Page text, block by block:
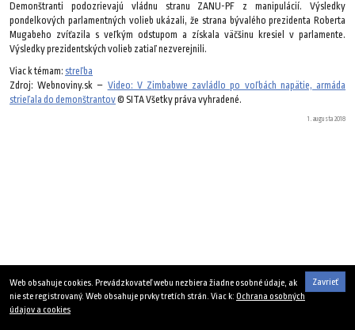
Demonštranti podozrievajú vládnu stranu ZANU-PF z manipulácií. Výsledky
pondelkových parlamentných volieb ukázali, že strana bývalého prezidenta Roberta
Mugabeho zvíťazila s veľkým odstupom a získala väčšinu kresiel v parlamente.
Výsledky prezidentských volieb zatiaľ nezverejnili.
Viac k témam: streľba
Zdroj: Webnoviny.sk – Video: V Zimbabwe zavládlo po voľbách napätie, armáda
strieľala do demonštrantov© SITA Všetky práva vyhradené.
1. augusta 2018
Zavrieť
Web obsahuje cookies. Prevádzkovateľ webu nezbiera žiadne osobné údaje, ak
nie ste registrovaný. Web obsahuje prvky tretích strán. Viac k: Ochrana osobných
údajov a cookies